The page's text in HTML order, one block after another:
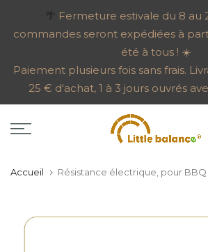
au
🌴 Fermeture estivale du 8 au
commandes seront expédiées à
été à tous ! ☀️
Paiement plusieurs fois sans frais.
25 € d'achat, 1 à 3 jours ouvrés
Accueil Résistance électrique, pour